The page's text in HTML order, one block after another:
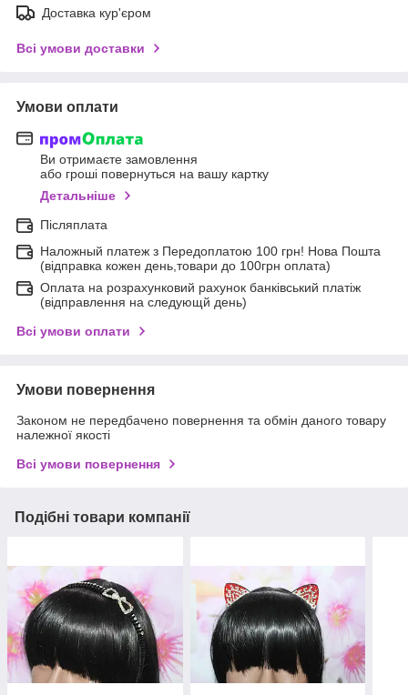
Доставка кур'єром
Всі умови доставки
Умови оплати
Ви отримаєте замовлення
або гроші повернуться на вашу картку
Детальніше
Післяплата
Наложный платеж з Передоплатою 100 грн! Нова Пошта
(відправка кожен день,товари до 100грн оплата)
Оплата на розрахунковий рахунок банківський платіж
(відправлення на следующй день)
Всі умови оплати
Умови повернення
Законом не передбачено повернення та обмін даного товару
належної якості
Всі умови повернення
Подібні товари компанії